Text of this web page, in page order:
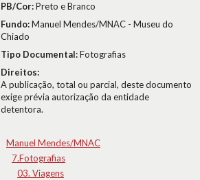
PB/Cor:Preto e Branco
Fundo:Manuel Mendes/MNAC - Museu do
Chiado
Tipo Documental:Fotografias
Direitos:
A publicação, total ou parcial, deste documento
exige prévia autorização da entidade
detentora.
Manuel Mendes/MNAC
7.Fotografias
03. Viagens